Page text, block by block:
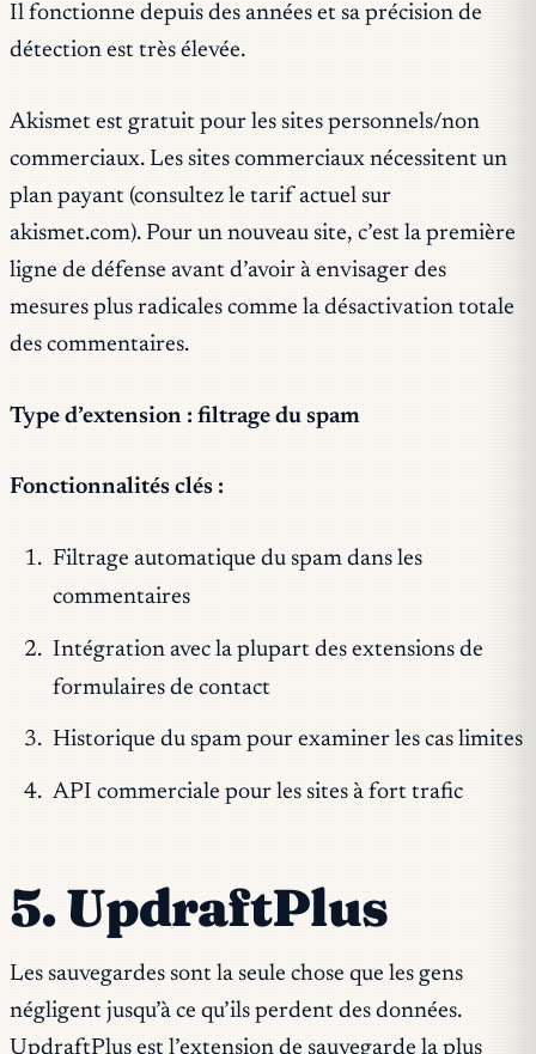
Il fonctionne depuis des années et sa précision de
détection est très élevée.
Akismet est gratuit pour les sites personnels/non
commerciaux. Les sites commerciaux nécessitent un
plan payant (consultez le tarif actuel sur
akismet.com). Pour un nouveau site, c’est la première
ligne de défense avant d’avoir à envisager des
mesures plus radicales comme la désactivation totale
des commentaires.
Type d’extension : filtrage du spam
Fonctionnalités clés :
Filtrage automatique du spam dans les
commentaires
Intégration avec la plupart des extensions de
formulaires de contact
Historique du spam pour examiner les cas limites
API commerciale pour les sites à fort trafic
5. UpdraftPlus
Les sauvegardes sont la seule chose que les gens
négligent jusqu’à ce qu’ils perdent des données.
UpdraftPlus est l’extension de sauvegarde la plus